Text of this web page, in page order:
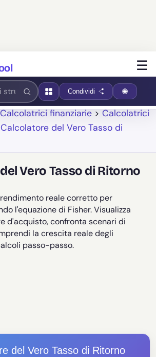
☰
Condividi
Calcolatrici finanziarie >Calcolatrici
Calcolatore del Vero Tasso di
Vero Tasso di Ritorno
reale corretto per
l'equazione di Fisher. Visualizza
d'acquisto, confronta scenari di
la crescita reale degli
passo-passo.
del Vero Tasso di Ritorno